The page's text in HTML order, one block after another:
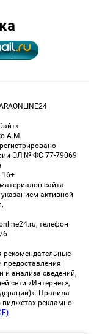
А.М.
ЭЛ № ФС 77-79069
16+
сайта
активной
телефон
предоставления
и анализа сведений,
сети «Интернет»,
Правила
виджетах рекламно-